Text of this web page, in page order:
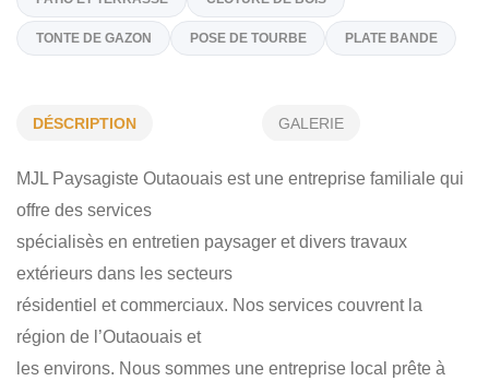
Spécialités
PAVÉ UNI - MURET - MARGELLE
TONTE DE GAZON POSE DE TOURBE PLATE BANDE
DÉSCRIPTION GALERIE
MJL Paysagiste Outaouais est une entreprise familiale qui
offre des services
spécialisès en entretien paysager et divers travaux
extérieurs dans les secteurs
résidentiel et commerciaux. Nos services couvrent la
région de l’Outaouais et
les environs. Nous sommes une entreprise local prête à